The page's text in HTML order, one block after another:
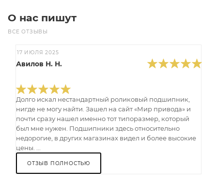
О нас пишут
ВСЕ ОТЗЫВЫ
17 ИЮЛЯ 2025
Авилов Н. Н.
Долго искал нестандартный роликовый подшипник,
нигде не могу найти. Зашел на сайт «Мир привода» и
почти сразу нашел именно тот типоразмер, который
был мне нужен. Подшипники здесь относительно
недорогие, в других магазинах видел и более высокие
цены. ...
ОТЗЫВ ПОЛНОСТЬЮ